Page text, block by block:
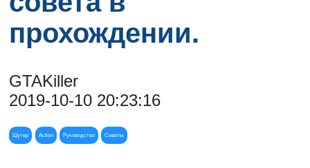
прохождении.
GTAKiller
2019-10-10 20:23:16
Шутер Action Руководство Советы